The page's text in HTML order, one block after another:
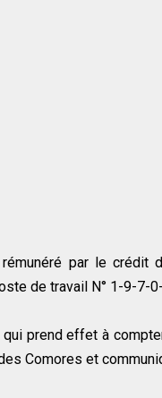
par le crédit
de travail N° 1-9-7-
qui prend effet à
Comores et